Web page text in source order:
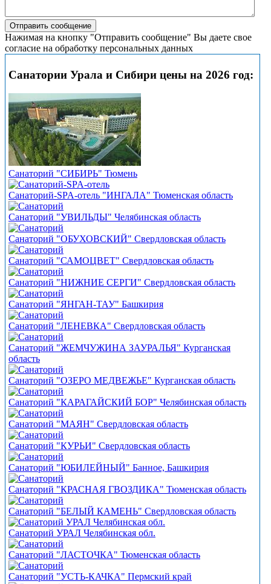
Нажимая на кнопку "Отправить сообщение" Вы даете свое
согласие на обработку персональных данных
Санатории Урала и Сибири цены на 2026 год:
Санаторий "СИБИРЬ" Тюмень
Санаторий-SPA-отель "ИНГАЛА" Тюменская область
Санаторий "УВИЛЬДЫ" Челябинская область
Санаторий "ОБУХОВСКИЙ" Свердловская область
Санаторий "САМОЦВЕТ" Свердловская область
Санаторий "НИЖНИЕ СЕРГИ" Свердловская область
Санаторий "ЯНГАН-ТАУ" Башкирия
Санаторий "ЛЕНЕВКА" Свердловская область
Санаторий "ЖЕМЧУЖИНА ЗАУРАЛЬЯ" Курганская
область
Санаторий "ОЗЕРО МЕДВЕЖЬЕ" Курганская область
Санаторий "КАРАГАЙСКИЙ БОР" Челябинская область
Санаторий "МАЯН" Свердловская область
Санаторий "КУРЬИ" Свердловская область
Санаторий "ЮБИЛЕЙНЫЙ" Банное, Башкирия
Санаторий "КРАСНАЯ ГВОЗДИКА" Тюменская область
Санаторий "БЕЛЫЙ КАМЕНЬ" Свердловская область
Санаторий УРАЛ Челябинская обл.
Санаторий "ЛАСТОЧКА" Тюменская область
Санаторий "УСТЬ-КАЧКА" Пермский край